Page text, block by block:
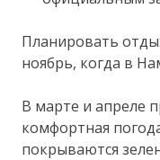
Планировать
ноябрь, когда в
В марте и апреле
комфортная
покрываются